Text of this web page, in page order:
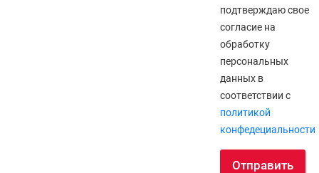
подтверждаю свое
согласие на
обработку
персональных
данных в
соответствии с
политикой
конфедециальности
Отправить